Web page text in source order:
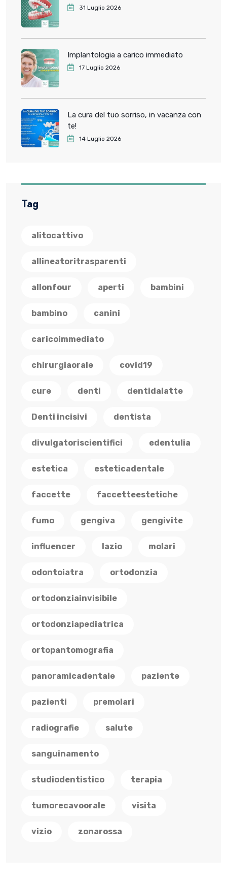
31 Luglio 2026
Implantologia a carico immediato
17 Luglio 2026
La cura del tuo sorriso, in vacanza con
te!
14 Luglio 2026
Tag
alitocattivo
allineatoritrasparenti
allonfour aperti bambini
bambino canini
caricoimmediato
chirurgiaorale covid19
cure denti dentidalatte
Denti incisivi dentista
divulgatoriscientifici edentulia
estetica esteticadentale
faccette faccetteestetiche
fumo gengiva gengivite
influencer lazio molari
odontoiatra ortodonzia
ortodonziainvisibile
ortodonziapediatrica
ortopantomografia
panoramicadentale paziente
pazienti premolari
radiografie salute
sanguinamento
studiodentistico terapia
tumorecavoorale visita
vizio zonarossa